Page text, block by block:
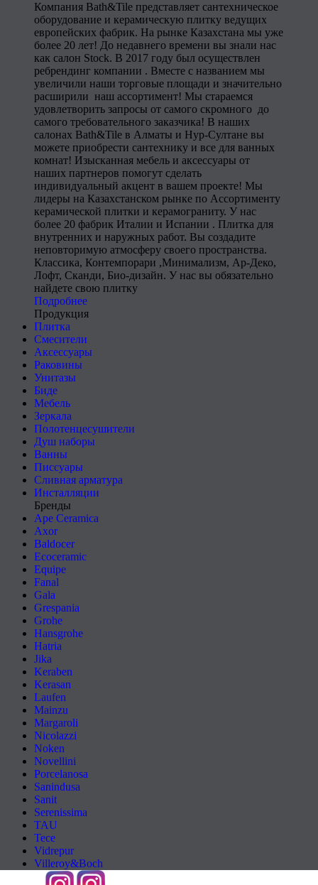
Компания Bath&Tile представляет сантехническое
оборудование и керамическую плитку ведущих
европейских фабрик. На рынке Казахстана мы уже
более 20 лет! До недавнего времени вы знали нас
как салон Stock. В 2017 году был осуществлен
ребрендинг компании . Вместе с названием мы
увеличили наши торговые площади и значительно
расширили наш ассортимент! Мы стараемся
удовлетворить запросы от самого скромного до
самого требовательного заказчика! В наших
салонах Bath&Tile в Алматы и Нур-Султане вы
можете приобрести сантехнику и все для ванных
комнат! Изысканная мебель и аксессуары от
наших партнеров помогут сделать
индивидуальный акцент в вашем проекте! Мы
лидеры на Казахстанском рынке по Ассортименту
керамической плитки и керамограниту. У нас
более 20 фабрик Италии и Испании . Плитка для
внутренних и наружных работ. Вы создадите
неповторимую атмосферу своего пространства.
Классика, Контемпорари ,Минимализм, Ар-Деко,
Лофт, Сканди, Био-дизайн. У нас вы обязательно
найдете свою плитку
Подробнее
Продукция
Плитка
Смесители
Аксессуары
Раковины
Унитазы
Биде
Мебель
Зеркала
Полотенцесушители
Душ наборы
Ванны
Писсуары
Сливная арматура
Инсталляции
Бренды
Ape Ceramica
Axor
Baldocer
Ecoceramic
Equipe
Fanal
Gala
Grespania
Grohe
Hansgrohe
Hatria
Jika
Keraben
Kerasan
Laufen
Mainzu
Margaroli
Nicolazzi
Noken
Novellini
Porcelanosa
Sanindusa
Sanit
Serenissima
TAU
Tece
Vidrepur
Villeroy&Boch